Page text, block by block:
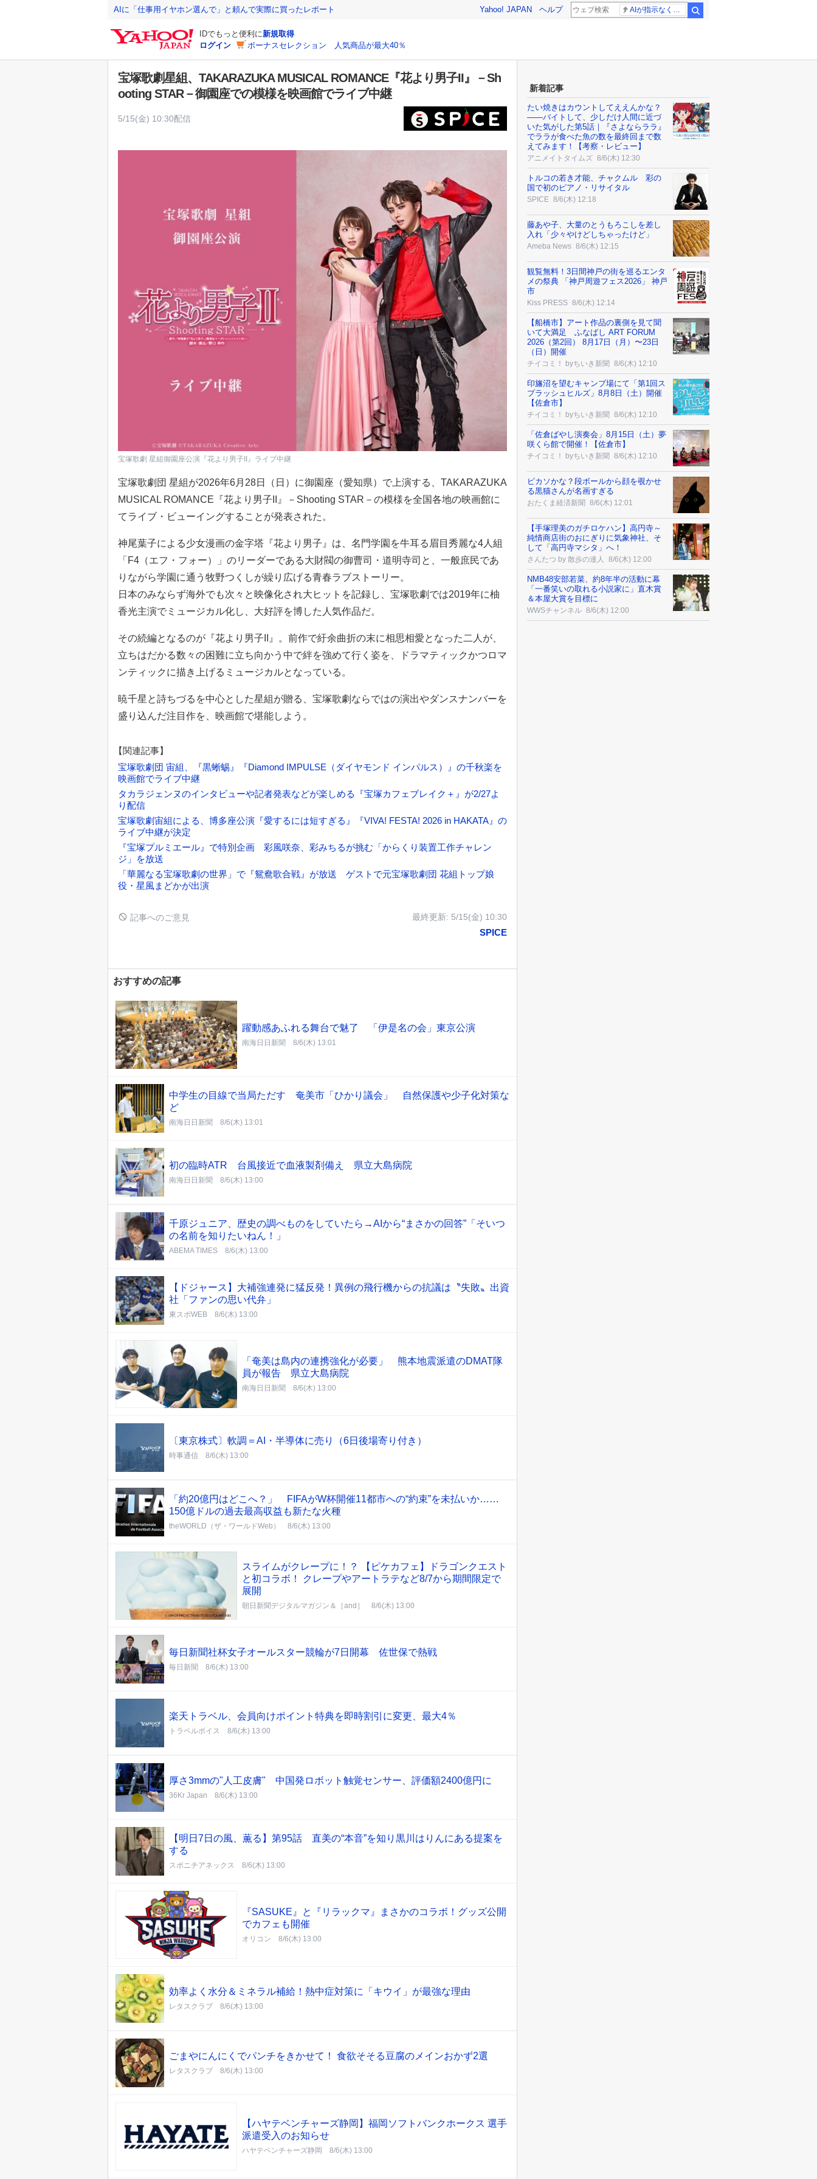
AIに「仕事用イヤホン選んで」と頼んで実際に買ったレポート Yahoo! JAPAN ヘルプ AIが指示なくサイバー攻撃
IDでもっと便利に新規取得
ログイン
ボーナスセレクション 人気商品が最大40％
宝塚歌劇星組、TAKARAZUKA MUSICAL ROMANCE『花より男子II』－Sh
ooting STAR－御園座での模様を映画館でライブ中継
5/15(金) 10:30配信
宝塚歌劇 星組御園座公演『花より男子II』ライブ中継
宝塚歌劇団 星組が2026年6月28日（日）に御園座（愛知県）で上演する、TAKARAZUKA
MUSICAL ROMANCE『花より男子II』－Shooting STAR－の模様を全国各地の映画館に
てライブ・ビューイングすることが発表された。
神尾葉子による少女漫画の金字塔『花より男子』は、名門学園を牛耳る眉目秀麗な4人組
「F4（エフ・フォー）」のリーダーである大財閥の御曹司・道明寺司と、一般庶民であ
りながら学園に通う牧野つくしが繰り広げる青春ラブストーリー。
日本のみならず海外でも次々と映像化され大ヒットを記録し、宝塚歌劇では2019年に柚
香光主演でミュージカル化し、大好評を博した人気作品だ。
その続編となるのが『花より男子II』。前作で紆余曲折の末に相思相愛となった二人が、
立ちはだかる数々の困難に立ち向かう中で絆を強めて行く姿を、ドラマティックかつロマ
ンティックに描き上げるミュージカルとなっている。
暁千星と詩ちづるを中心とした星組が贈る、宝塚歌劇ならではの演出やダンスナンバーを
盛り込んだ注目作を、映画館で堪能しよう。
【関連記事】
宝塚歌劇団 宙組、『黒蜥蜴』『Diamond IMPULSE（ダイヤモンド インパルス）』の千秋楽を
映画館でライブ中継
タカラジェンヌのインタビューや記者発表などが楽しめる『宝塚カフェブレイク＋』が2/27よ
り配信
宝塚歌劇宙組による、博多座公演『愛するには短すぎる』『VIVA! FESTA! 2026 in HAKATA』の
ライブ中継が決定
『宝塚プルミエール』で特別企画 彩風咲奈、彩みちるが挑む「からくり装置工作チャレン
ジ」を放送
「華麗なる宝塚歌劇の世界」で『鴛鴦歌合戦』が放送 ゲストで元宝塚歌劇団 花組トップ娘
役・星風まどかが出演
記事へのご意見 最終更新: 5/15(金) 10:30
SPICE
おすすめの記事
躍動感あふれる舞台で魅了 「伊是名の会」東京公演
南海日日新聞 8/6(木) 13:01
中学生の目線で当局ただす 奄美市「ひかり議会」 自然保護や少子化対策な
ど
南海日日新聞 8/6(木) 13:01
初の臨時ATR 台風接近で血液製剤備え 県立大島病院
南海日日新聞 8/6(木) 13:00
千原ジュニア、歴史の調べものをしていたら→AIから“まさかの回答”「そいつ
の名前を知りたいねん！」
ABEMA TIMES 8/6(木) 13:00
【ドジャース】大補強連発に猛反発！異例の飛行機からの抗議は〝失敗〟出資
社「ファンの思い代弁」
東スポWEB 8/6(木) 13:00
「奄美は島内の連携強化が必要」 熊本地震派遣のDMAT隊
員が報告 県立大島病院
南海日日新聞 8/6(木) 13:00
〔東京株式〕軟調＝AI・半導体に売り（6日後場寄り付き）
時事通信 8/6(木) 13:00
「約20億円はどこへ？」 FIFAがW杯開催11都市への“約束”を未払いか……
150億ドルの過去最高収益も新たな火種
theWORLD（ザ・ワールドWeb） 8/6(木) 13:00
スライムがクレープに！？ 【ピケカフェ】ドラゴンクエスト
と初コラボ！ クレープやアートラテなど8/7から期間限定で
展開
朝日新聞デジタルマガジン＆［and］ 8/6(木) 13:00
毎日新聞社杯女子オールスター競輪が7日開幕 佐世保で熱戦
毎日新聞 8/6(木) 13:00
楽天トラベル、会員向けポイント特典を即時割引に変更、最大4％
トラベルボイス 8/6(木) 13:00
厚さ3mmの"人工皮膚" 中国発ロボット触覚センサー、評価額2400億円に
36Kr Japan 8/6(木) 13:00
【明日7日の風、薫る】第95話 直美の“本音”を知り黒川はりんにある提案を
する
スポニチアネックス 8/6(木) 13:00
『SASUKE』と『リラックマ』まさかのコラボ！グッズ公開
でカフェも開催
オリコン 8/6(木) 13:00
効率よく水分＆ミネラル補給！熱中症対策に「キウイ」が最強な理由
レタスクラブ 8/6(木) 13:00
ごまやにんにくでパンチをきかせて！ 食欲そそる豆腐のメインおかず2選
レタスクラブ 8/6(木) 13:00
【ハヤテベンチャーズ静岡】福岡ソフトバンクホークス 選手
派遣受入のお知らせ
ハヤテベンチャーズ静岡 8/6(木) 13:00
新着記事
たい焼きはカウントしてええんかな？
——バイトして、少しだけ人間に近づ
いた気がした第5話｜『さよならララ』
でララが食べた魚の数を最終回まで数
えてみます！【考察・レビュー】
アニメイトタイムズ 8/6(木) 12:30
トルコの若き才能、チャクムル 彩の
国で初のピアノ・リサイタル
SPICE 8/6(木) 12:18
藤あや子、大量のとうもろこしを差し
入れ「少々やけどしちゃったけど」
Ameba News 8/6(木) 12:15
観覧無料！3日間神戸の街を巡るエンタ
メの祭典 「神戸周遊フェス2026」 神戸
市
Kiss PRESS 8/6(木) 12:14
【船橋市】アート作品の裏側を見て聞
いて大満足 ふなばし ART FORUM
2026（第2回） 8月17日（月）〜23日
（日）開催
チイコミ！ byちいき新聞 8/6(木) 12:10
印旛沼を望むキャンプ場にて「第1回ス
プラッシュヒルズ」8月8日（土）開催
【佐倉市】
チイコミ！ byちいき新聞 8/6(木) 12:10
「佐倉ばやし演奏会」8月15日（土）夢
咲くら館で開催！【佐倉市】
チイコミ！ byちいき新聞 8/6(木) 12:10
ピカソかな？段ボールから顔を覗かせ
る黒猫さんが名画すぎる
おたくま経済新聞 8/6(木) 12:01
【手塚理美のガチロケハン】高円寺～
純情商店街のおにぎりに気象神社、そ
して「高円寺マシタ」へ！
さんたつ by 散歩の達人 8/6(木) 12:00
NMB48安部若菜、約8年半の活動に幕
「一番笑いの取れる小説家に」直木賞
＆本屋大賞を目標に
WWSチャンネル 8/6(木) 12:00